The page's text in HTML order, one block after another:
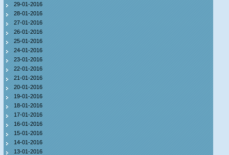
29-01-2016
28-01-2016
27-01-2016
26-01-2016
25-01-2016
24-01-2016
23-01-2016
22-01-2016
21-01-2016
20-01-2016
19-01-2016
18-01-2016
17-01-2016
16-01-2016
15-01-2016
14-01-2016
13-01-2016